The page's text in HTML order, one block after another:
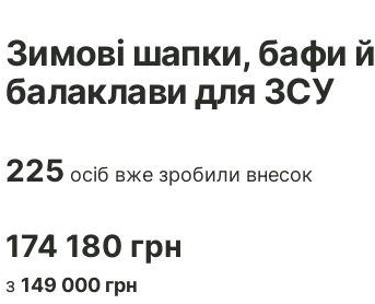
Зимові шапки, бафи й
балаклави для ЗСУ
225 осіб вже зробили внесок
174 180 грн
з 149 000 грн